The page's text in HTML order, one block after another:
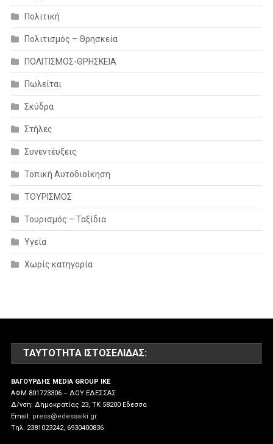
Πολιτική
Πολιτισμός – Θρησκεία
ΠΟΛΙΤΙΣΜΟΣ-ΘΡΗΣΚΕΙΑ
Πωλείται
Σκύδρα
Στήλες
Συνεντέυξεις
Τοπική Αυτοδιοίκηση
ΤΟΥΡΙΣΜΟΣ
Τουρισμός – Ταξίδια
Υγεία
Χωρίς κατηγορία
ΤΑΥΤΌΤΗΤΑ ΙΣΤΟΣΕΛΊΔΑΣ:
ΒΑΓΟΥΡΔΗΣ MEDIA GROUP IKE
ΑΦΜ 801723306 – ΔΟΥ ΕΔΕΣΣΑΣ
Δ/νση: Δημοκρατίας 23, ΤΚ 58200 Εδεσσα
Email: press@edessaiki.gr
Tηλ. 2381023242, 6930400836